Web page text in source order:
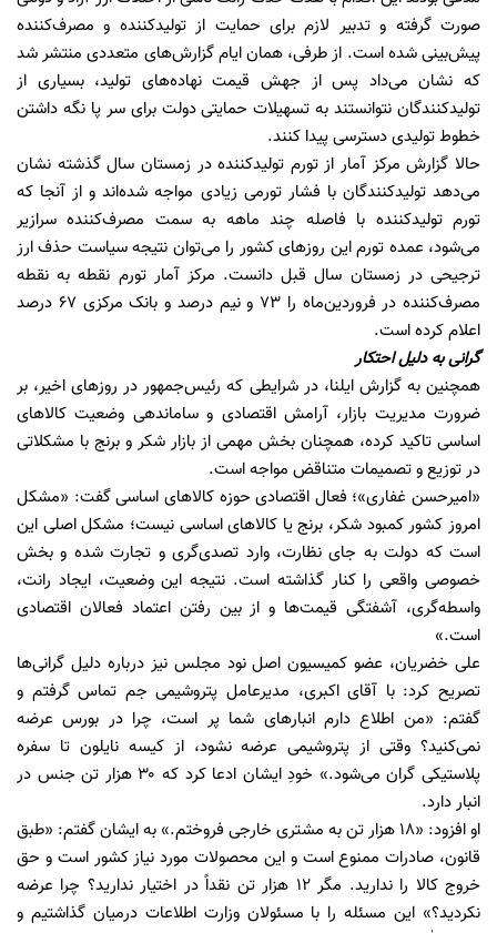
صورت گرفته و تدبیر لازم برای حمایت از تولیدکننده و مصرف‌کننده
پیش‌بینی شده است. از طرفی، همان ایام گزارش‌های متعددی منتشر شد
که نشان می‌داد پس از جهش قیمت نهاده‌های تولید، بسیاری از
تولیدکنندگان نتوانستند به تسهیلات حمایتی دولت برای سر پا نگه داشتن
خطوط تولیدی دسترسی پیدا کنند.
حالا گزارش مرکز آمار از تورم تولیدکننده در زمستان سال گذشته نشان
می‌دهد تولیدکنندگان با فشار تورمی زیادی مواجه شده‌اند و از آنجا که
تورم تولیدکننده با فاصله چند ماهه به سمت مصرف‌کننده سرازیر
می‌شود، عمده تورم این روزهای کشور را می‌توان نتیجه سیاست حذف ارز
ترجیحی در زمستان سال قبل دانست. مرکز آمار تورم نقطه به نقطه
مصرف‌کننده در فروردین‌ماه را 73 و نیم درصد و بانک مرکزی 67 درصد
اعلام کرده است.
گرانی به دلیل احتکار
همچنین به گزارش ایلنا، در شرایطی که رئیس‌جمهور در روزهای اخیر، بر
ضرورت مدیریت بازار، آرامش اقتصادی و ساماندهی وضعیت کالاهای
اساسی تاکید کرده، همچنان بخش مهمی از بازار شکر و برنج با مشکلاتی
در توزیع و تصمیمات متناقض مواجه است.
«امیرحسن غفاری»؛ فعال اقتصادی حوزه کالاهای اساسی گفت: «مشکل
امروز کشور کمبود شکر، برنج یا کالاهای اساسی نیست؛ مشکل اصلی این
است که دولت به جای نظارت، وارد تصدی‌گری و تجارت شده و بخش
خصوصی واقعی را کنار گذاشته است. نتیجه این وضعیت، ایجاد رانت،
واسطه‌گری، آشفتگی قیمت‌ها و از بین رفتن اعتماد فعالان اقتصادی
است.»
علی خضریان، عضو کمیسیون اصل نود مجلس نیز درباره دلیل گرانی‌ها
تصریح کرد: با آقای اکبری، مدیرعامل پتروشیمی جم تماس گرفتم و
گفتم: «من اطلاع دارم انبارهای شما پر است، چرا در بورس عرضه
نمی‌کنید؟ وقتی از پتروشیمی عرضه نشود، از کیسه نایلون تا سفره
پلاستیکی گران می‌شود.» خودِ ایشان ادعا کرد که ۳۰ هزار تن جنس در
انبار دارد.
او افزود: «۱۸ هزار تن به مشتری خارجی فروختم.» به ایشان گفتم: «طبق
قانون، صادرات ممنوع است و این محصولات مورد نیاز کشور است و حق
خروج کالا را ندارید. مگر ۱۲ هزار تن نقداً در اختیار ندارید؟ چرا عرضه
نکردید؟» این مسئله را با مسئولان وزارت اطلاعات درمیان گذاشتيم و